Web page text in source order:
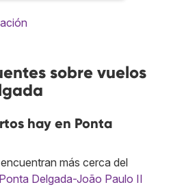
sobre vuelos
hay en Ponta
más cerca del
Ponta Delgada-João Paulo II